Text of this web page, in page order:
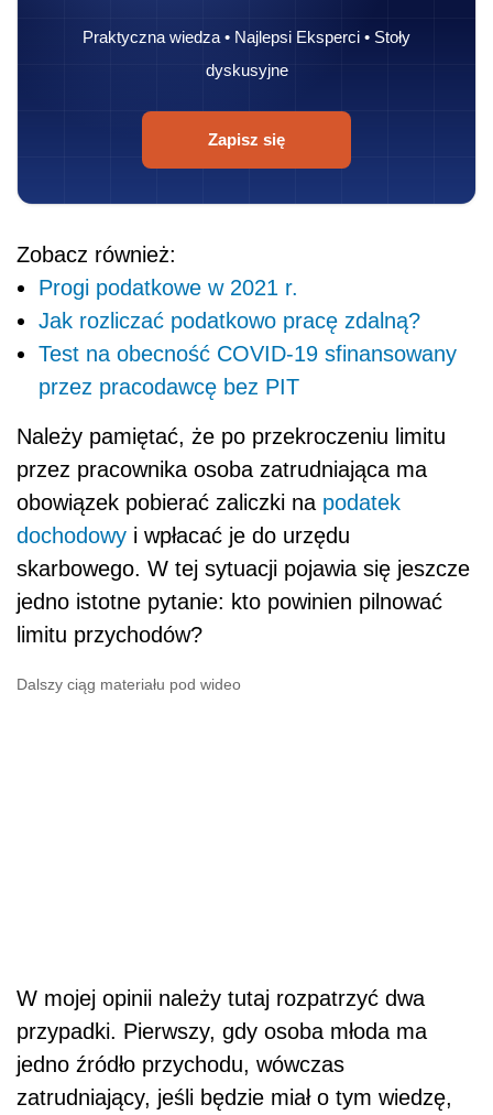
Praktyczna wiedza • Najlepsi Eksperci • Stoły
dyskusyjne
Zapisz się
Zobacz również:
Progi podatkowe w 2021 r.
Jak rozliczać podatkowo pracę zdalną?
Test na obecność COVID-19 sfinansowany
przez pracodawcę bez PIT
Należy pamiętać, że po przekroczeniu limitu
przez pracownika osoba zatrudniająca ma
obowiązek pobierać zaliczki na podatek
dochodowy i wpłacać je do urzędu
skarbowego. W tej sytuacji pojawia się jeszcze
jedno istotne pytanie: kto powinien pilnować
limitu przychodów?
Dalszy ciąg materiału pod wideo
W mojej opinii należy tutaj rozpatrzyć dwa
przypadki. Pierwszy, gdy osoba młoda ma
jedno źródło przychodu, wówczas
zatrudniający, jeśli będzie miał o tym wiedzę,